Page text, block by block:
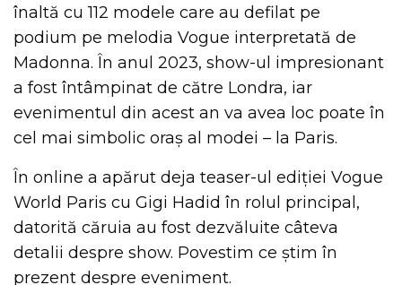
înaltă cu 112 modele care au defilat pe
podium pe melodia Vogue interpretată de
Madonna. În anul 2023, show-ul impresionant
a fost întâmpinat de către Londra, iar
evenimentul din acest an va avea loc poate în
cel mai simbolic oraș al modei – la Paris.
În online a apărut deja teaser-ul ediției Vogue
World Paris cu Gigi Hadid în rolul principal,
datorită căruia au fost dezvăluite câteva
detalii despre show. Povestim ce știm în
prezent despre eveniment.